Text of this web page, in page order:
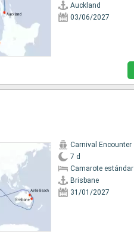
Auckland
03/06/2027
Carnival Encounter
7 d
Camarote estándar
Brisbane
31/01/2027